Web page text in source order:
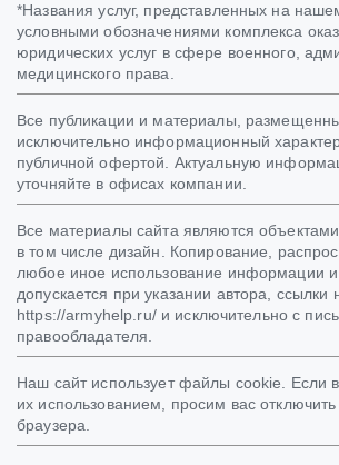
*Названия услуг, представленных на
условными обозначениями комплекса
юридических услуг в сфере военного,
медицинского права.
Все публикации и материалы,
исключительно информационный
публичной офертой. Актуальную
уточняйте в офисах компании.
Все материалы сайта являются объектами
в том числе дизайн. Копирование,
любое иное использование информации и
допускается при указании автора, ссылки
https://armyhelp.ru/ и исключительно с
правообладателя.
Наш сайт использует файлы cookie. Если
их использованием, просим вас отключить
браузера.